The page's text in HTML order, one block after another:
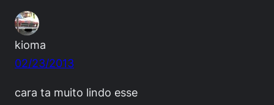
kioma
02/23/2013
cara ta muito lindo esse